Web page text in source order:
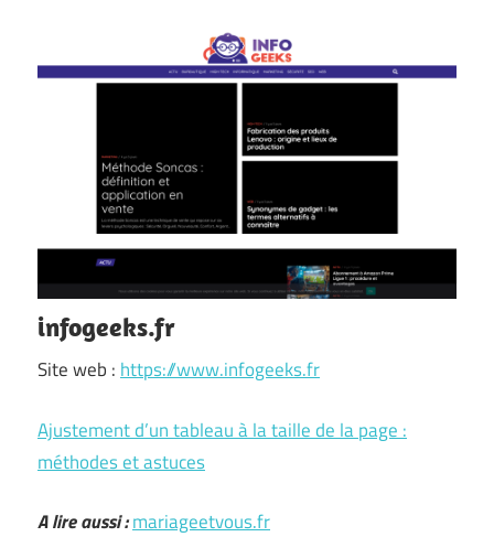
infogeeks.fr
Site web : https://www.infogeeks.fr
Ajustement d’un tableau à la taille de la page :
méthodes et astuces
A lire aussi :mariageetvous.fr